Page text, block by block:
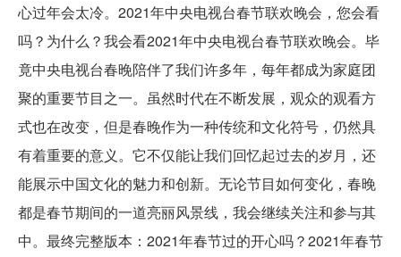
心过年会太冷。2021年中央电视台春节联欢晚会，您会看
吗？为什么？我会看2021年中央电视台春节联欢晚会。毕
竟中央电视台春晚陪伴了我们许多年，每年都成为家庭团
聚的重要节目之一。虽然时代在不断发展，观众的观看方
式也在改变，但是春晚作为一种传统和文化符号，仍然具
有着重要的意义。它不仅能让我们回忆起过去的岁月，还
能展示中国文化的魅力和创新。无论节目如何变化，春晚
都是春节期间的一道亮丽风景线，我会继续关注和参与其
中。最终完整版本：2021年春节过的开心吗？2021年春节